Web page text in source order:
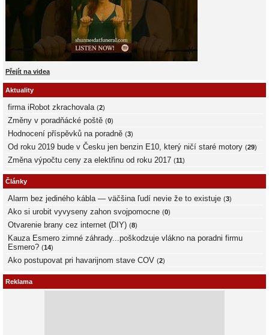
Přejít na videa
Aktuality
firma iRobot zkrachovala (2)
Změny v poradňácké poště (0)
Hodnocení příspěvků na poradně (3)
Od roku 2019 bude v Česku jen benzin E10, který ničí staré motory (29)
Změna výpočtu ceny za elektřinu od roku 2017 (11)
Články
Alarm bez jediného kábla — väčšina ľudí nevie že to existuje (3)
Ako si urobit vyvyseny zahon svojpomocne (0)
Otvarenie brany cez internet (DIY) (8)
Kauza Esmero zimné záhrady...poškodzuje vlákno na poradni firmu
Esmero? (14)
Ako postupovat pri havarijnom stave COV (2)
Reklama